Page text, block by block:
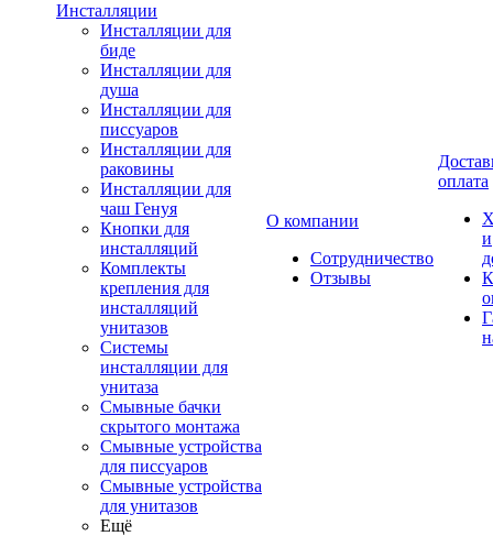
Инсталляции
Инсталляции для
биде
Инсталляции для
душа
Инсталляции для
писсуаров
Инсталляции для
раковины
Инсталляции для
чаш Генуя
Кнопки для
инсталляций
Комплекты
крепления для
инсталляций
унитазов
Системы
инсталляции для
унитаза
Смывные бачки
скрытого монтажа
Смывные устройства
для писсуаров
Смывные устройства
для унитазов
Ещё
О компании
Сотрудничество
Отзывы
оплата
и